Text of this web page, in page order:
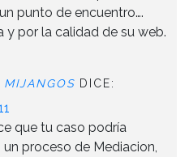
punto de encuentro….
y por la calidad de su web.
MIJANGOS DICE:
que tu caso podría
proceso de Mediacion,